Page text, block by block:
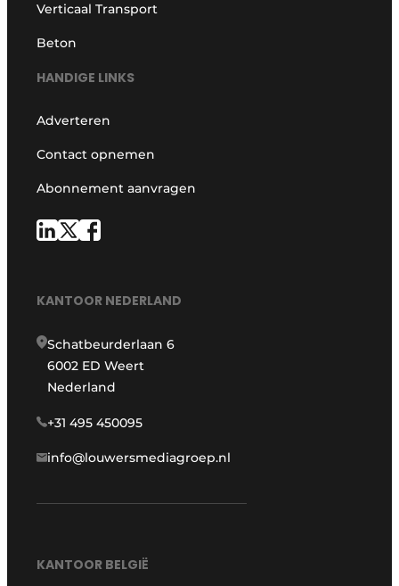
Verticaal Transport
Beton
HANDIGE LINKS
Adverteren
Contact opnemen
Abonnement aanvragen
KANTOOR NEDERLAND
Schatbeurderlaan 6
6002 ED Weert
Nederland
+31 495 450095
info@louwersmediagroep.nl
KANTOOR BELGIË